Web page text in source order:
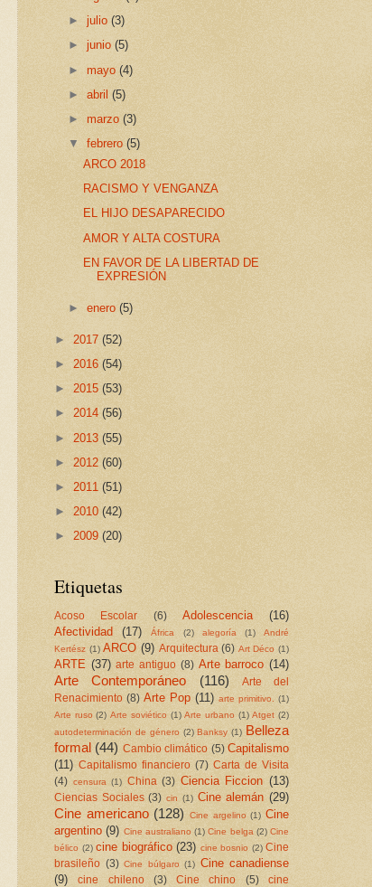
►julio(3)
►junio(5)
► mayo(4)
►abril(5)
►marzo(3)
▼febrero(5)
ARCO 2018
RACISMO Y VENGANZA
EL HIJO DESAPARECIDO
AMOR Y ALTA COSTURA
EN FAVOR DE LA LIBERTAD DE
EXPRESIÓN
►enero(5)
► 2017 (52)
► 2016 (54)
► 2015 (53)
► 2014 (56)
► 2013 (55)
► 2012 (60)
► 2011 (51)
► 2010 (42)
► 2009 (20)
Etiquetas
Acoso Escolar (6) Adolescencia
(16)
Afectividad
(17) África (2) alegoría (1)
André
Kertész (1) ARCO (9) Arquitectura (6) Art Déco (1)
ARTE (37) arte antiguo (8) Arte barroco (14)
Arte Contemporáneo (116)
Arte del
Renacimiento (8) Arte Pop (11) arte primitivo.
(1)
Arte ruso (2) Arte soviético (1) Arte urbano (1) Atget (2)
autodeterminación de género (2) Banksy (1) Belleza
formal (44) Cambio climático (5) Capitalismo
(11) Capitalismo financiero (7) Carta de Visita
(4) censura (1) China (3) Ciencia Ficcion (13)
Ciencias Sociales (3) cin (1) Cine alemán (29)
Cine americano (128) Cine argelino (1) Cine
argentino (9) Cine australiano (1) Cine belga (2) Cine
bélico (2) cine biográfico (23) cine bosnio (2) Cine
brasileño (3) Cine búlgaro (1) Cine canadiense
(9)
cine chileno (3) Cine chino (5)
cine